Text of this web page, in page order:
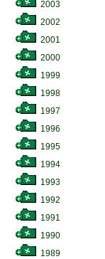
2003
2002
2001
2000
1999
1998
1997
1996
1995
1994
1993
1992
1991
1990
1989